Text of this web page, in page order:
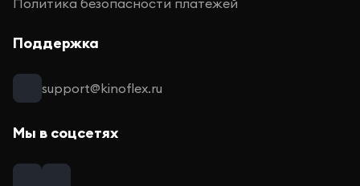
Поддержка
support@kinoflex.ru
Мы в соцсетях